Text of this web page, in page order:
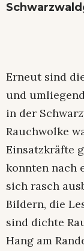
Erneut sind
und
in der
Rauchwolke
Einsatzkräfte
konnten nach
sich rasch
Bildern, die
sind dichte
Hang am